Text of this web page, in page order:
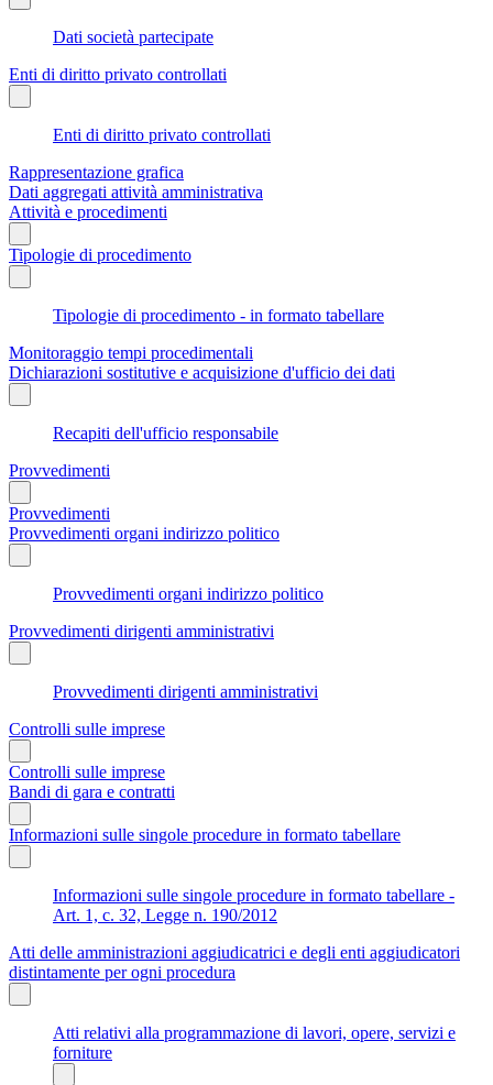
Dati società partecipate
Enti di diritto privato controllati
Enti di diritto privato controllati
Rappresentazione grafica
Dati aggregati attività amministrativa
Attività e procedimenti
Tipologie di procedimento
Tipologie di procedimento - in formato tabellare
Monitoraggio tempi procedimentali
Dichiarazioni sostitutive e acquisizione d'ufficio dei dati
Recapiti dell'ufficio responsabile
Provvedimenti
Provvedimenti
Provvedimenti organi indirizzo politico
Provvedimenti organi indirizzo politico
Provvedimenti dirigenti amministrativi
Provvedimenti dirigenti amministrativi
Controlli sulle imprese
Controlli sulle imprese
Bandi di gara e contratti
Informazioni sulle singole procedure in formato tabellare
Informazioni sulle singole procedure in formato tabellare -
Art. 1, c. 32, Legge n. 190/2012
Atti delle amministrazioni aggiudicatrici e degli enti aggiudicatori
distintamente per ogni procedura
Atti relativi alla programmazione di lavori, opere, servizi e
forniture